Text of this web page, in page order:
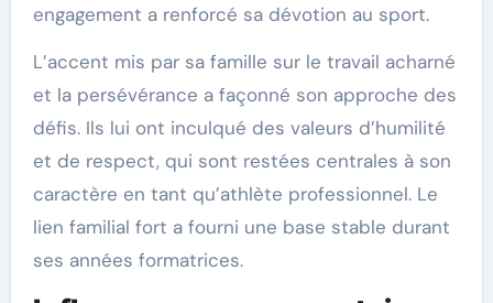
engagement a renforcé sa dévotion au sport.
L’accent mis par sa famille sur le travail acharné
et la persévérance a façonné son approche des
défis. Ils lui ont inculqué des valeurs d’humilité
et de respect, qui sont restées centrales à son
caractère en tant qu’athlète professionnel. Le
lien familial fort a fourni une base stable durant
ses années formatrices.